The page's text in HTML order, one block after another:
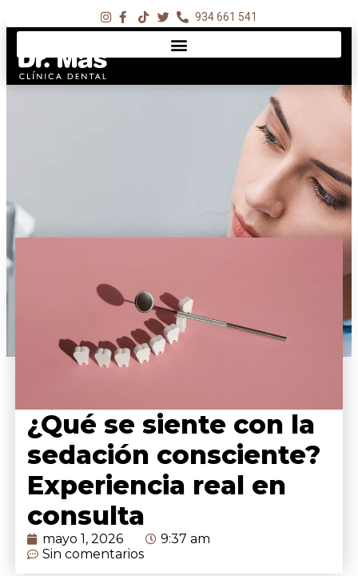
934 661 541
¿Qué se siente con la
sedación consciente?
Experiencia real en
consulta
mayo 1, 2026
9:37 am
Sin comentarios